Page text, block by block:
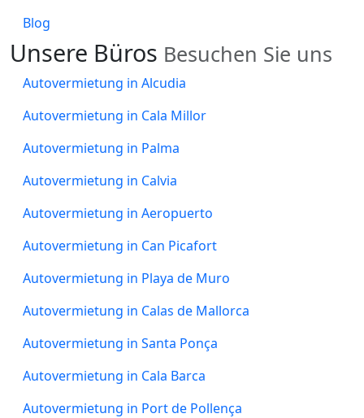
Blog
Unsere Büros Besuchen Sie uns
Autovermietung in Alcudia
Autovermietung in Cala Millor
Autovermietung in Palma
Autovermietung in Calvia
Autovermietung in Aeropuerto
Autovermietung in Can Picafort
Autovermietung in Playa de Muro
Autovermietung in Calas de Mallorca
Autovermietung in Santa Ponça
Autovermietung in Cala Barca
Autovermietung in Port de Pollença